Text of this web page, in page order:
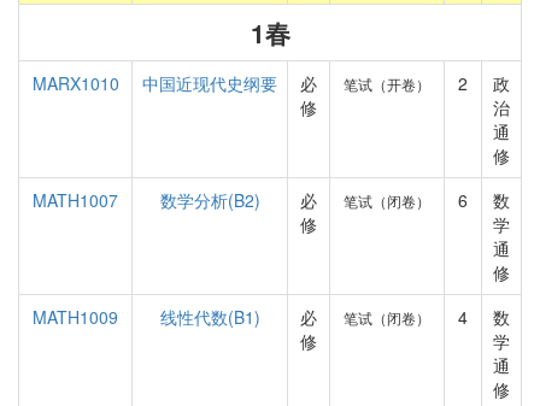
1春
MARX1010 中国近现代史纲要
必
修
笔试（开卷） 2
政
治
通
修
MATH1007
数学分析(B2)
必
修
笔试（闭卷） 6
数
学
通
修
MATH1009
线性代数(B1)
必
修
笔试（闭卷） 4
数
学
通
修